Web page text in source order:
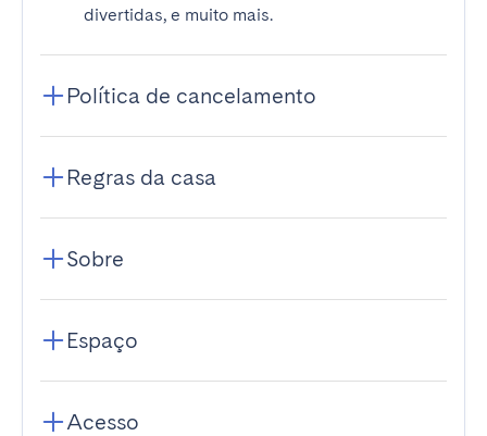
divertidas, e muito mais.
Política de cancelamento
Regras da casa
Sobre
Espaço
Acesso